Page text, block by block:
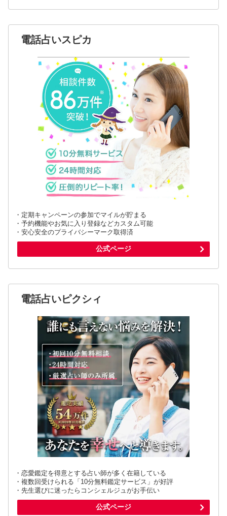
電話占いスピカ
・定期キャンペーンの参加でマイルが貯まる
・予約機能やお気に入り登録などカスタム可能
・安心安全のプライバシーマーク取得済
公式ページ
電話占いピクシィ
・恋愛鑑定を得意とする占い師が多く在籍している
・複数回受けられる「10分無料鑑定サービス」が好評
・先生選びに迷ったらコンシェルジュがお手伝い
公式ページ